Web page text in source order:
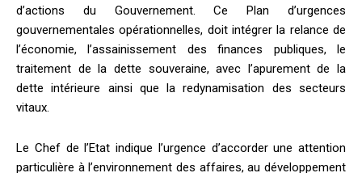
d’actions du Gouvernement. Ce Plan d’urgences
gouvernementales opérationnelles, doit intégrer la relance de
l’économie, l’assainissement des finances publiques, le
traitement de la dette souveraine, avec l’apurement de la
dette intérieure ainsi que la redynamisation des secteurs
vitaux.
Le Chef de l’Etat indique l’urgence d’accorder une attention
particulière à l’environnement des affaires, au développement